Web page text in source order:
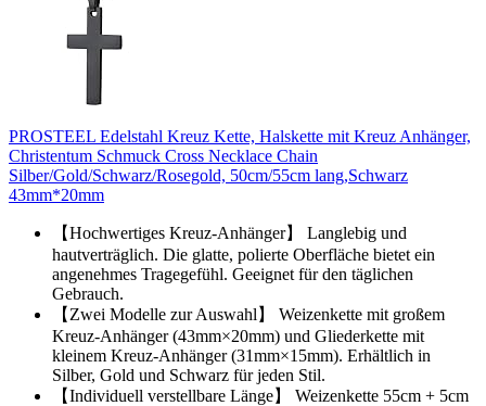
PROSTEEL Edelstahl Kreuz Kette, Halskette mit Kreuz Anhänger,
Christentum Schmuck Cross Necklace Chain
Silber/Gold/Schwarz/Rosegold, 50cm/55cm lang,Schwarz
43mm*20mm
【Hochwertiges Kreuz-Anhänger】 Langlebig und
hautverträglich. Die glatte, polierte Oberfläche bietet ein
angenehmes Tragegefühl. Geeignet für den täglichen
Gebrauch.
【Zwei Modelle zur Auswahl】 Weizenkette mit großem
Kreuz-Anhänger (43mm×20mm) und Gliederkette mit
kleinem Kreuz-Anhänger (31mm×15mm). Erhältlich in
Silber, Gold und Schwarz für jeden Stil.
【Individuell verstellbare Länge】 Weizenkette 55cm + 5cm